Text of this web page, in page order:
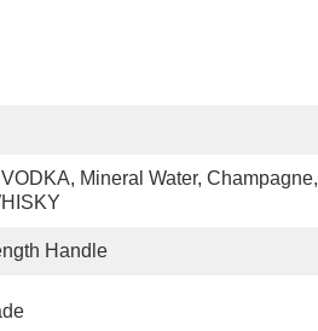
Mineral Water, Champagne,
Handle